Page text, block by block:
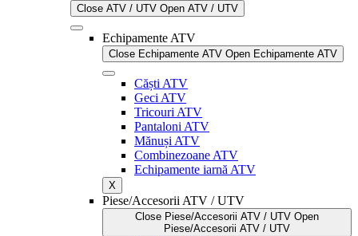
Close ATV / UTV Open ATV / UTV
Echipamente ATV
Close Echipamente ATV Open Echipamente ATV
Căști ATV
Geci ATV
Tricouri ATV
Pantaloni ATV
Mănuși ATV
Combinezoane ATV
Echipamente iarnă ATV
X
Piese/Accesorii ATV / UTV
Close Piese/Accesorii ATV / UTV Open
Piese/Accesorii ATV / UTV